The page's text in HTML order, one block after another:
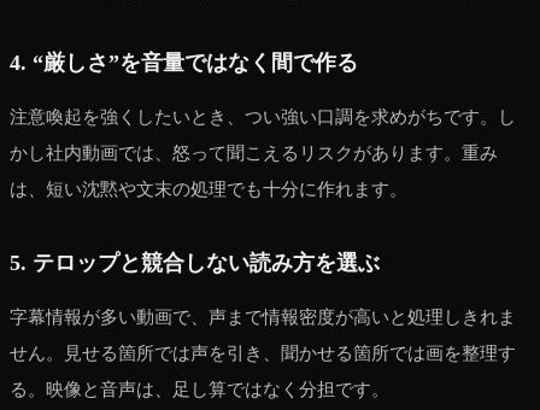
4. “厳しさ”を音量ではなく間で作る
注意喚起を強くしたいとき、つい強い口調を求めがちです。し
かし社内動画では、怒って聞こえるリスクがあります。重み
は、短い沈黙や文末の処理でも十分に作れます。
5. テロップと競合しない読み方を選ぶ
字幕情報が多い動画で、声まで情報密度が高いと処理しきれま
せん。見せる箇所では声を引き、聞かせる箇所では画を整理す
る。映像と音声は、足し算ではなく分担です。